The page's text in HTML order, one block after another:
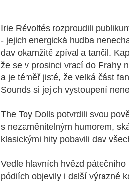
Irie Révoltés rozproudili
- jejich energická hudba
dav okamžitě zpíval a tančil.
že se v prosinci vrací do Prahy
a je téměř jisté, že velká část
Sounds si jejich vystoupení
The Toy Dolls potvrdili svou
s nezaměnitelným humorem,
klasickými hity pobavili dav
Vedle hlavních hvězd pátečního
pódiích objevily i další výrazné